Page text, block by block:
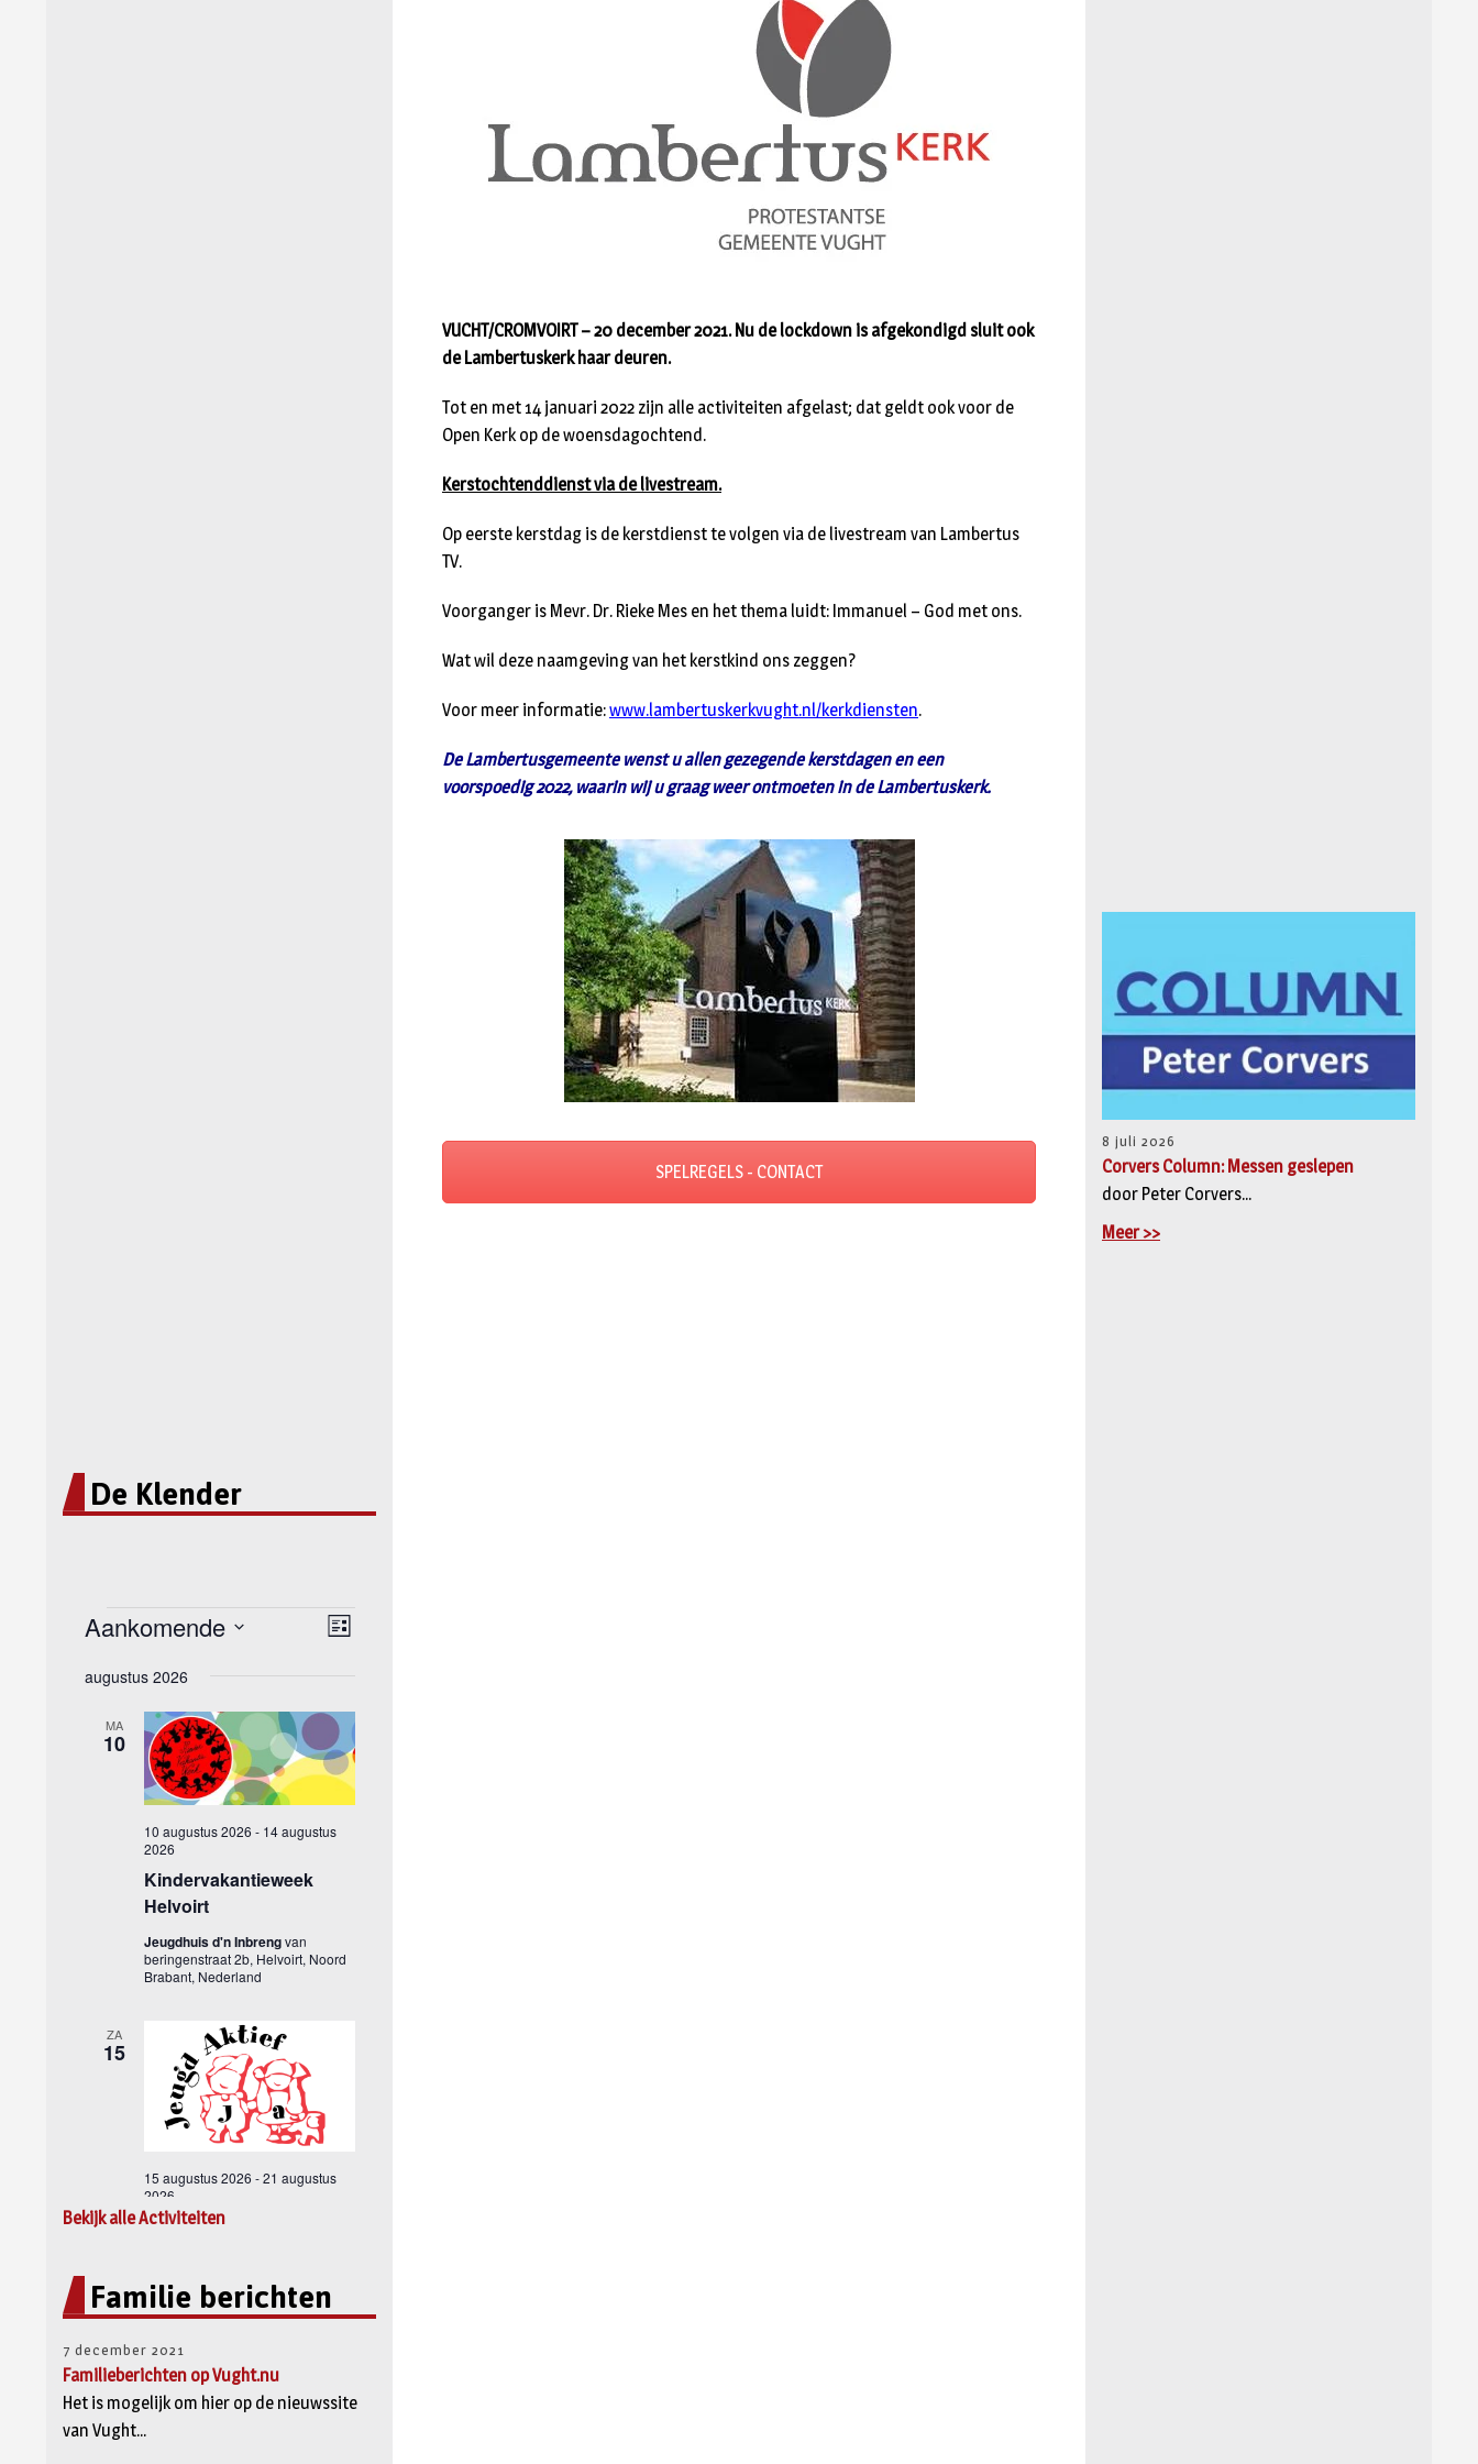
De Klender
Bekijk alle Activiteiten
Familie berichten
7 december 2021
Familieberichten op Vught.nu
Het is mogelijk om hier op de nieuwssite
van Vught...
VUCHT/CROMVOIRT – 20 december 2021. Nu de lockdown is afgekondigd sluit ook
de Lambertuskerk haar deuren.
Tot en met 14 januari 2022 zijn alle activiteiten afgelast; dat geldt ook voor de
Open Kerk op de woensdagochtend.
Kerstochtenddienst via de livestream.
Op eerste kerstdag is de kerstdienst te volgen via de livestream van Lambertus
TV.
Voorganger is Mevr. Dr. Rieke Mes en het thema luidt: Immanuel – God met ons.
Wat wil deze naamgeving van het kerstkind ons zeggen?
Voor meer informatie:www.lambertuskerkvught.nl/kerkdiensten.
De Lambertusgemeente wenst u allen gezegende kerstdagen en een
voorspoedig 2022, waarin wij u graag weer ontmoeten in de Lambertuskerk.
SPELREGELS - CONTACT
8 juli 2026
Corvers Column: Messen geslepen
door Peter Corvers...
Meer >>